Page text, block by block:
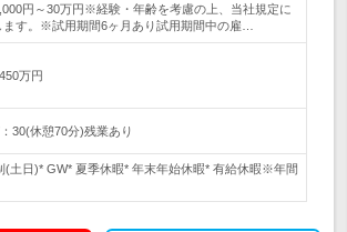
円～30万円※経験・年齢を考慮の上、当社規定に
ます。※試用期間6ヶ月あり試用期間中の雇…
万円
30(休憩70分)残業あり
(土日)* GW* 夏季休暇* 年末年始休暇* 有給休暇※年間